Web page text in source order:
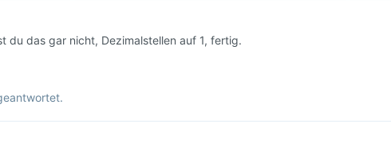
du das gar nicht, Dezimalstellen auf 1, fertig.